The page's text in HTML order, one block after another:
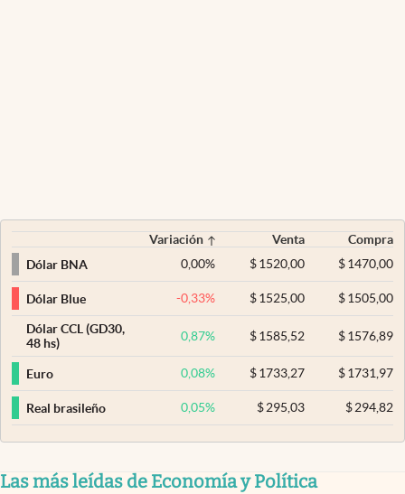
Variación Venta
Compra
Dólar BNA
0,00% $ 1520,00 $1470,00
Dólar Blue -0,33% $ 1525,00 $1505,00
Dólar CCL (GD30,
48 hs)
0,87% $ 1585,52 $1576,89
Euro 0,08% $ 1733,27 $1731,97
Real brasileño 0,05% $295,03 $294,82
Las más leídas de Economía y Política